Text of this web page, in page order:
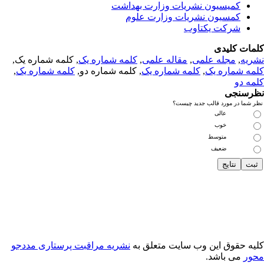
کمیسیون نشریات وزارت بهداشت
کمسیون نشریات وزارت علوم
شرکت یکتاوب
کلیدی
,مجله علمی, مقاله علمی, کلمه شماره یک, کلمه شماره یک,
شماره یک,کلمه شماره یک, کلمه شماره دو,کلمه شماره یک,
دو
شما در مورد قالب جدید چیست؟
عالی
خوب
متوسط
ضعیف
حقوق این وب سایت متعلق بهنشریه مراقبت پرستاری مددجو
می باشد.